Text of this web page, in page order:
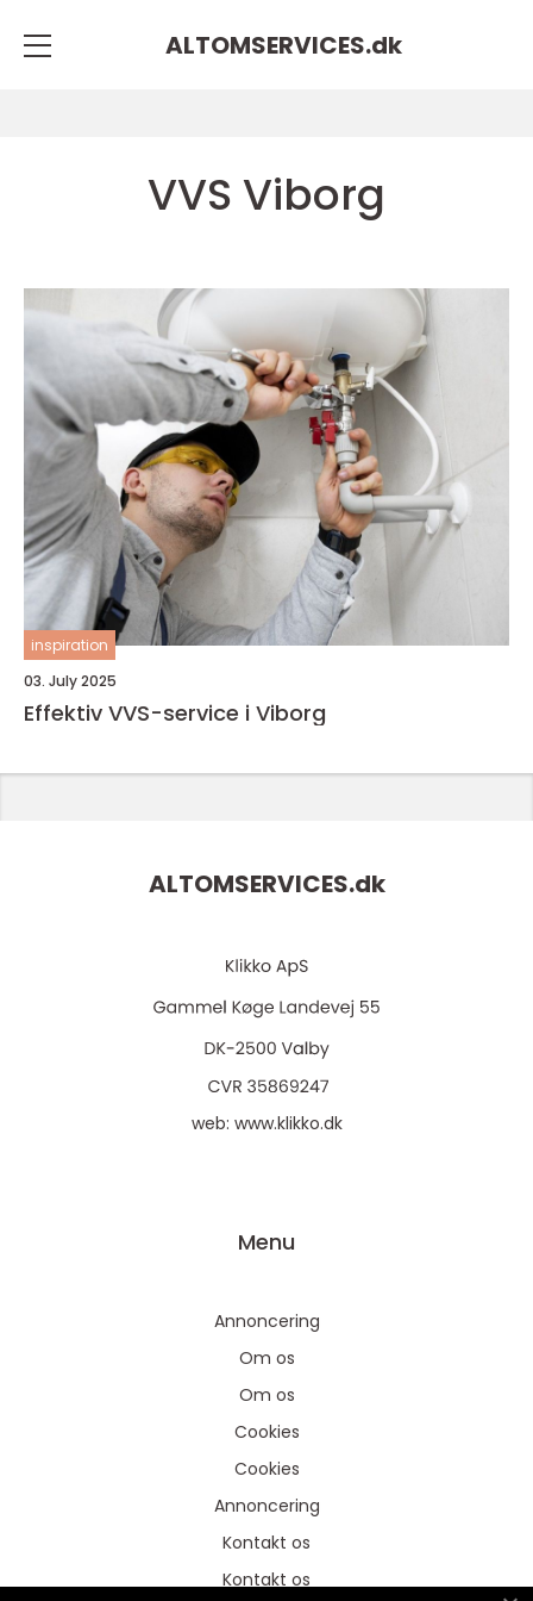
ALTOMSERVICES.dk
VVS Viborg
inspiration
03. July 2025
Effektiv VVS-service i Viborg
ALTOMSERVICES.dk
web: www.klikko.dk
Menu
Annoncering
Om os
Om os
Cookies
Cookies
Annoncering
Kontakt os
Kontakt os